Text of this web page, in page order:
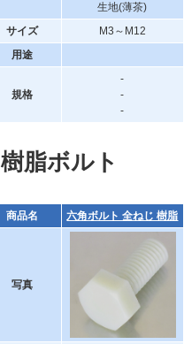
生地(薄茶)
サイズ
M3～M12
用途
規格
-
-
-
樹脂ボルト
商品名 六角ボルト 全ねじ 樹脂
写真